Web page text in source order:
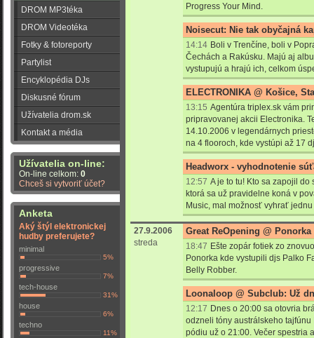
DROM MP3téka
DROM Videotéka
Fotky & fotoreporty
Partylist
Encyklopédia DJs
Diskusné fórum
Užívatelia drom.sk
Kontakt a média
Užívatelia on-line:
On-line celkom: 0
Chceš si vytvoriť účet?
Anketa
Aký štýl elektronickej
hudby preferujete?
minimal
5%
progressive
7%
tech-house
31%
house
6%
techno
11%
Progress Your Mind.
Noisecut: Nie tak obyčajná
14:14 Boli v Trenčíne, boli v
Čechách a Rakúsku. Majú aj
vystupujú a hrajú ich, celkom
ELECTRONIKA @ Košice,
13:15 Agentúra triplex.sk vám
pripravovanej akcii Electronika.
14.10.2006 v legendárnych
na 4 flooroch, kde vystúpi až 17
Headworx - vyhodnotenie
12:57 A je to tu! Kto sa zapojil
ktorá sa už pravidelne koná v
Music, mal možnosť vyhrať
27.9.2006
streda
Great ReOpening @
18:47 Ešte zopár fotiek zo
Ponorka kde vystupili djs Palko
Belly Robber.
Loonaloop @ Subclub: Už
12:17 Dnes o 20:00 sa otovria
odzneli tóny austrálskeho
pódiu už o 21:00. Večer spestria